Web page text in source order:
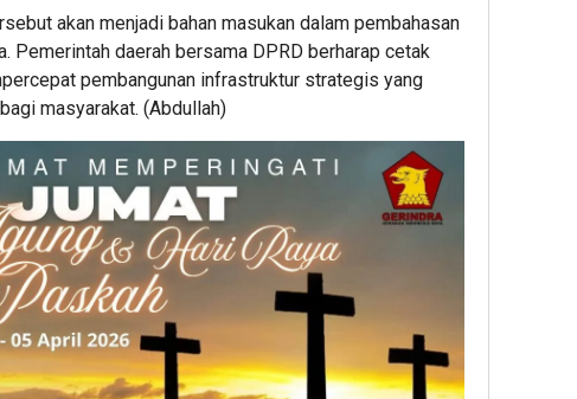
akan menjadi bahan masukan dalam pembahasan
Pemerintah daerah bersama DPRD berharap cetak
pembangunan infrastruktur strategis yang
masyarakat. (Abdullah)